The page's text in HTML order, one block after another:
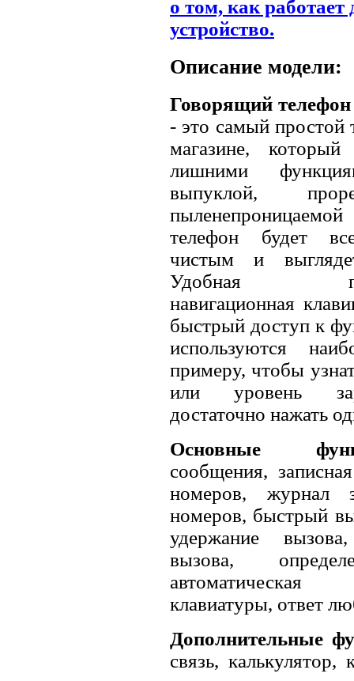
о том, как работает
устройство.
Описание модели:
Говорящий
- это самый простой
магазине,
лишними
выпуклой,
телефон будет
чистым и
Удобная
навигационная
быстрый доступ к
используются
примеру, чтобы
или уровень
достаточно нажать
Основные
сообщения,
номеров, журнал
номеров, быстрый
удержание вызова,
вызова,
клавиатуры, ответ
Дополнительные
связь, калькулятор,